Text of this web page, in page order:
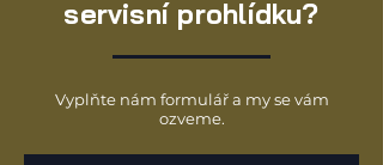
servisní prohlídku?
Vyplňte nám formulář a my se vám
ozveme.